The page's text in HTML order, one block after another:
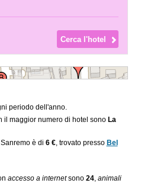
periodo dell'anno.
il maggior numero di hotel sono La
è di 6 €, trovato presso Bel
accesso a internetsono 24, animali